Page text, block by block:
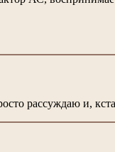
рассуждаю и,